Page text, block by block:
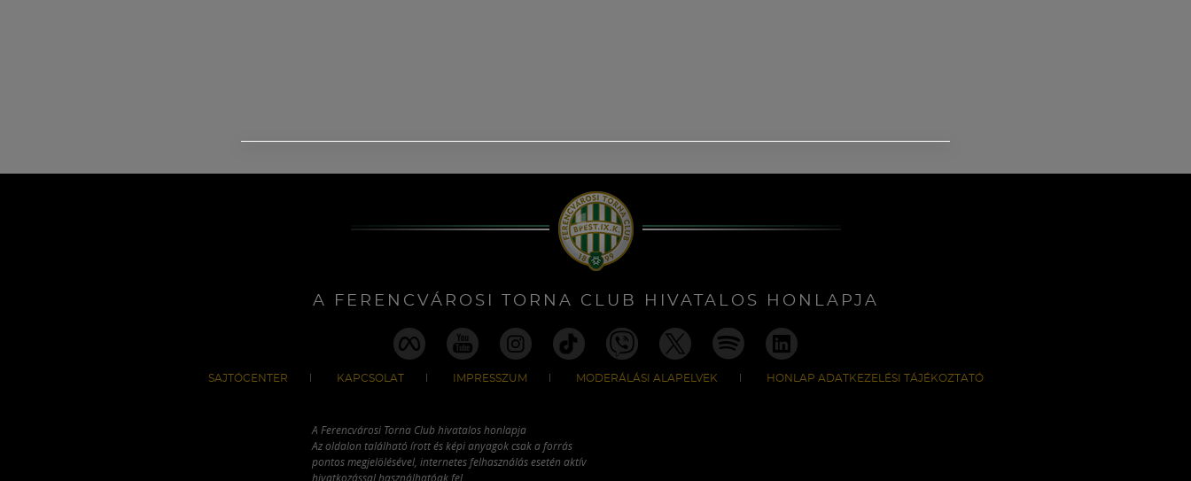
A FERENCVÁROSI TORNA CLUB HIVATALOS HONLAPJA
SAJTÓCENTER KAPCSOLAT IMPRESSZUM MODERÁLÁSI ALAPELVEK HONLAP ADATKEZELÉSI TÁJÉKOZTATÓ
A Ferencvárosi Torna Club hivatalos honlapja
Az oldalon található írott és képi anyagok csak a forrás
pontos megjelölésével, internetes felhasználás esetén aktív
hivatkozással használhatóak fel.